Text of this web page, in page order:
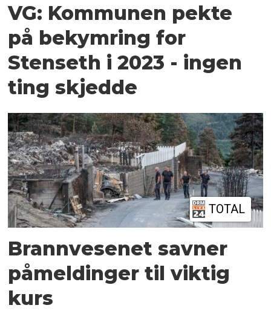
VG: Kommunen pekte
på bekymring for
Stenseth i 2023 - ingen
ting skjedde
TOTAL
Brannvesenet savner
påmeldinger til viktig
kurs